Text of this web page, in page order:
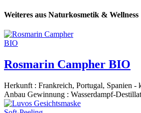
Weiteres aus Naturkosmetik & Wellness
Rosmarin Campher BIO
Herkunft : Frankreich, Portugal, Spanien -
Anbau Gewinnung : Wasserdampf-